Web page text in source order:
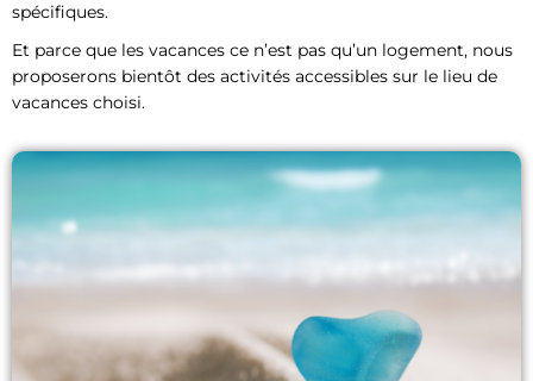
spécifiques.
Et parce que les vacances ce n’est pas qu’un logement, nous
proposerons bientôt des activités accessibles sur le lieu de
vacances choisi.